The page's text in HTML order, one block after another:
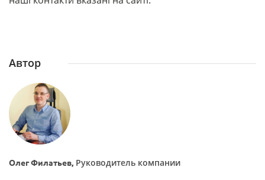
Автор
Олег Филатьев, Руководитель компании